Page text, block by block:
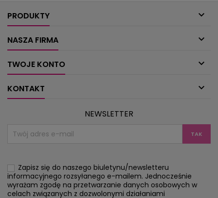
PRODUKTY 
NASZA FIRMA 
TWOJE KONTO 
KONTAKT 
NEWSLETTER
Zapisz się do naszego biuletynu/newsletteru
informacyjnego rozsyłanego e-mailem. Jednocześnie
wyrażam zgodę na przetwarzanie danych osobowych w
celach związanych z dozwolonymi działaniami